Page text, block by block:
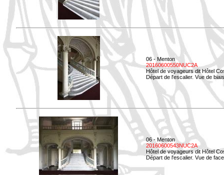
06 - Menton
20160600550NUC2A
Hôtel de voyageurs dit Hôtel
Départ de l'escalier. Vue de
06 - Menton
20160600543NUC2A
Hôtel de voyageurs dit Hôtel
Départ de l'escalier. Vue de